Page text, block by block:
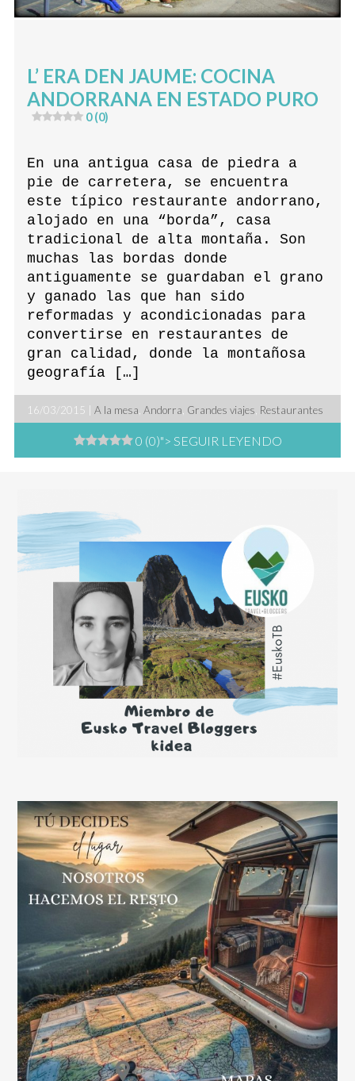
L’ ERA DEN JAUME: COCINA
ANDORRANA EN ESTADO PURO
0 (0)
En una antigua casa de piedra a
pie de carretera, se encuentra
este típico restaurante andorrano,
alojado en una “borda”, casa
tradicional de alta montaña. Son
muchas las bordas donde
antiguamente se guardaban el grano
y ganado las que han sido
reformadas y acondicionadas para
convertirse en restaurantes de
gran calidad, donde la montañosa
geografía […]
16/03/2015 |A la mesa ,Andorra Grandes viajes Restaurantes
0 (0)"> SEGUIR LEYENDO